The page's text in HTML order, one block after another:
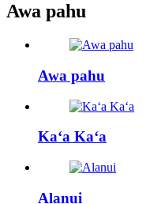
Awa pahu
Awa pahu
Kaʻa Kaʻa
Alanui